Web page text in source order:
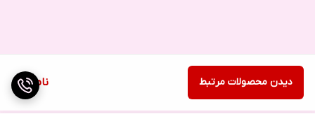
ناموجود دیدن محصولات مرتبط